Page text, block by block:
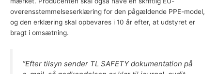
overensstemmelseserklæring for den pågældende PPE-model,
og den erklæring skal opbevares i 10 år efter, at udstyret er
bragt i omsætning.
“Efter tilsyn sender TL SAFETY dokumentation på